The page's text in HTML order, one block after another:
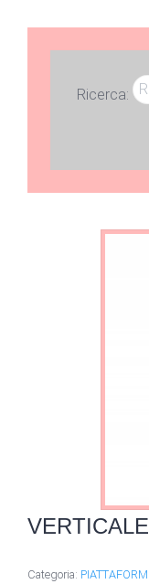
Ricerca:
Categoria: